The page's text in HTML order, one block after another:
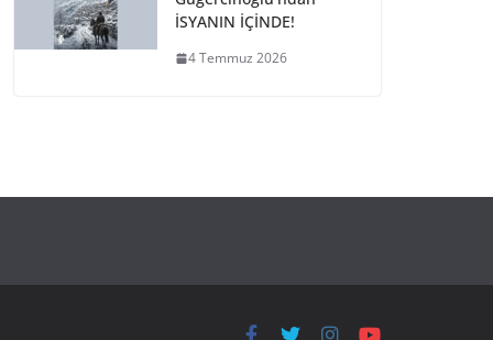
İSYANIN İÇİNDE!
4 Temmuz 2026